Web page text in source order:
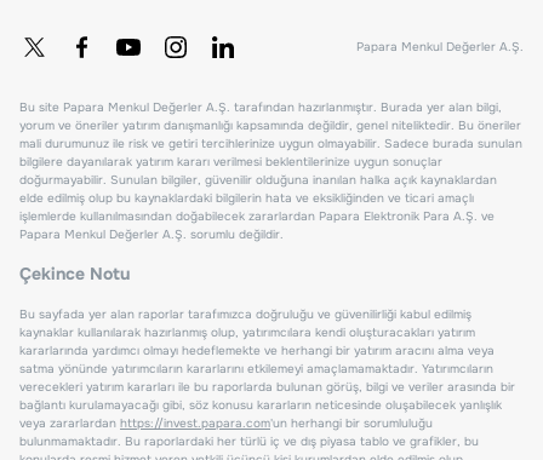
Papara Menkul Değerler A.Ş.
Bu site Papara Menkul Değerler A.Ş. tarafından hazırlanmıştır. Burada yer alan bilgi,
yorum ve öneriler yatırım danışmanlığı kapsamında değildir, genel niteliktedir. Bu öneriler
mali durumunuz ile risk ve getiri tercihlerinize uygun olmayabilir. Sadece burada sunulan
bilgilere dayanılarak yatırım kararı verilmesi beklentilerinize uygun sonuçlar
doğurmayabilir. Sunulan bilgiler, güvenilir olduğuna inanılan halka açık kaynaklardan
elde edilmiş olup bu kaynaklardaki bilgilerin hata ve eksikliğinden ve ticari amaçlı
işlemlerde kullanılmasından doğabilecek zararlardan Papara Elektronik Para A.Ş. ve
Papara Menkul Değerler A.Ş. sorumlu değildir.
Çekince Notu
Bu sayfada yer alan raporlar tarafımızca doğruluğu ve güvenilirliği kabul edilmiş
kaynaklar kullanılarak hazırlanmış olup, yatırımcılara kendi oluşturacakları yatırım
kararlarında yardımcı olmayı hedeflemekte ve herhangi bir yatırım aracını alma veya
satma yönünde yatırımcıların kararlarını etkilemeyi amaçlamamaktadır. Yatırımcıların
verecekleri yatırım kararları ile bu raporlarda bulunan görüş, bilgi ve veriler arasında bir
bağlantı kurulamayacağı gibi, söz konusu kararların neticesinde oluşabilecek yanlışlık
veya zararlardan https://invest.papara.com'un herhangi bir sorumluluğu
bulunmamaktadır. Bu raporlardaki her türlü iç ve dış piyasa tablo ve grafikler, bu